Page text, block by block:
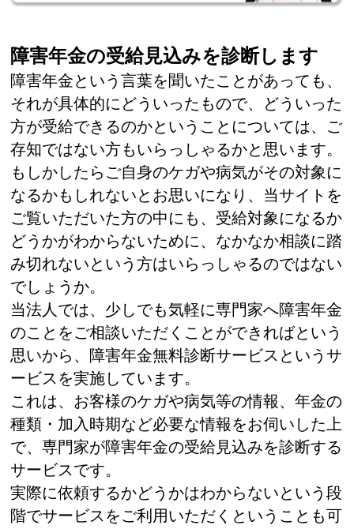
障害年金の受給見込みを診断します
障害年金という言葉を聞いたことがあっても、
それが具体的にどういったもので、どういった
方が受給できるのかということについては、ご
存知ではない方もいらっしゃるかと思います。
もしかしたらご自身のケガや病気がその対象に
なるかもしれないとお思いになり、当サイトを
ご覧いただいた方の中にも、受給対象になるか
どうかがわからないために、なかなか相談に踏
み切れないという方はいらっしゃるのではない
でしょうか。
当法人では、少しでも気軽に専門家へ障害年金
のことをご相談いただくことができればという
思いから、障害年金無料診断サービスというサ
ービスを実施しています。
これは、お客様のケガや病気等の情報、年金の
種類・加入時期など必要な情報をお伺いした上
で、専門家が障害年金の受給見込みを診断する
サービスです。
実際に依頼するかどうかはわからないという段
階でサービスをご利用いただくということも可